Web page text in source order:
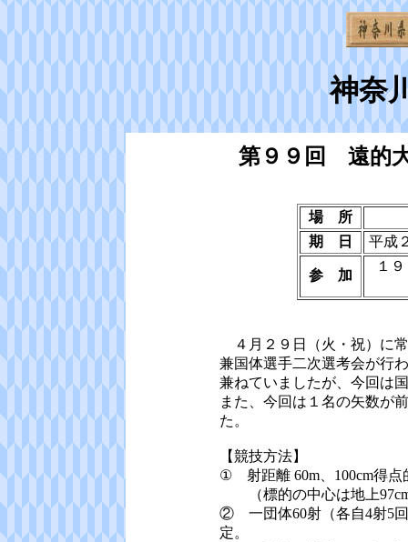
神奈
第９９回 遠的
場 所
期 日
平成
参 加
１
４月２９日（火・祝）に
兼国体選手二次選考会が行
兼ねていましたが、今回は
また、今回は１名の矢数が
た。
【競技方法】
① 射距離 60m、100cm得点
（標的の中心は地上
② 一団体60射（各自4射5回
定。